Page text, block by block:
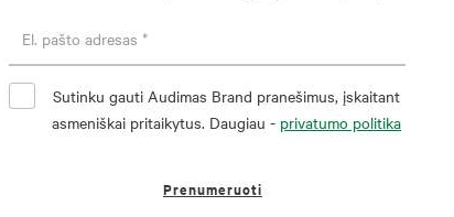
Sutinku gauti Audimas Brand pranešimus, įskaitant
asmeniškai pritaikytus. Daugiau - privatumo politika
Prenumeruoti